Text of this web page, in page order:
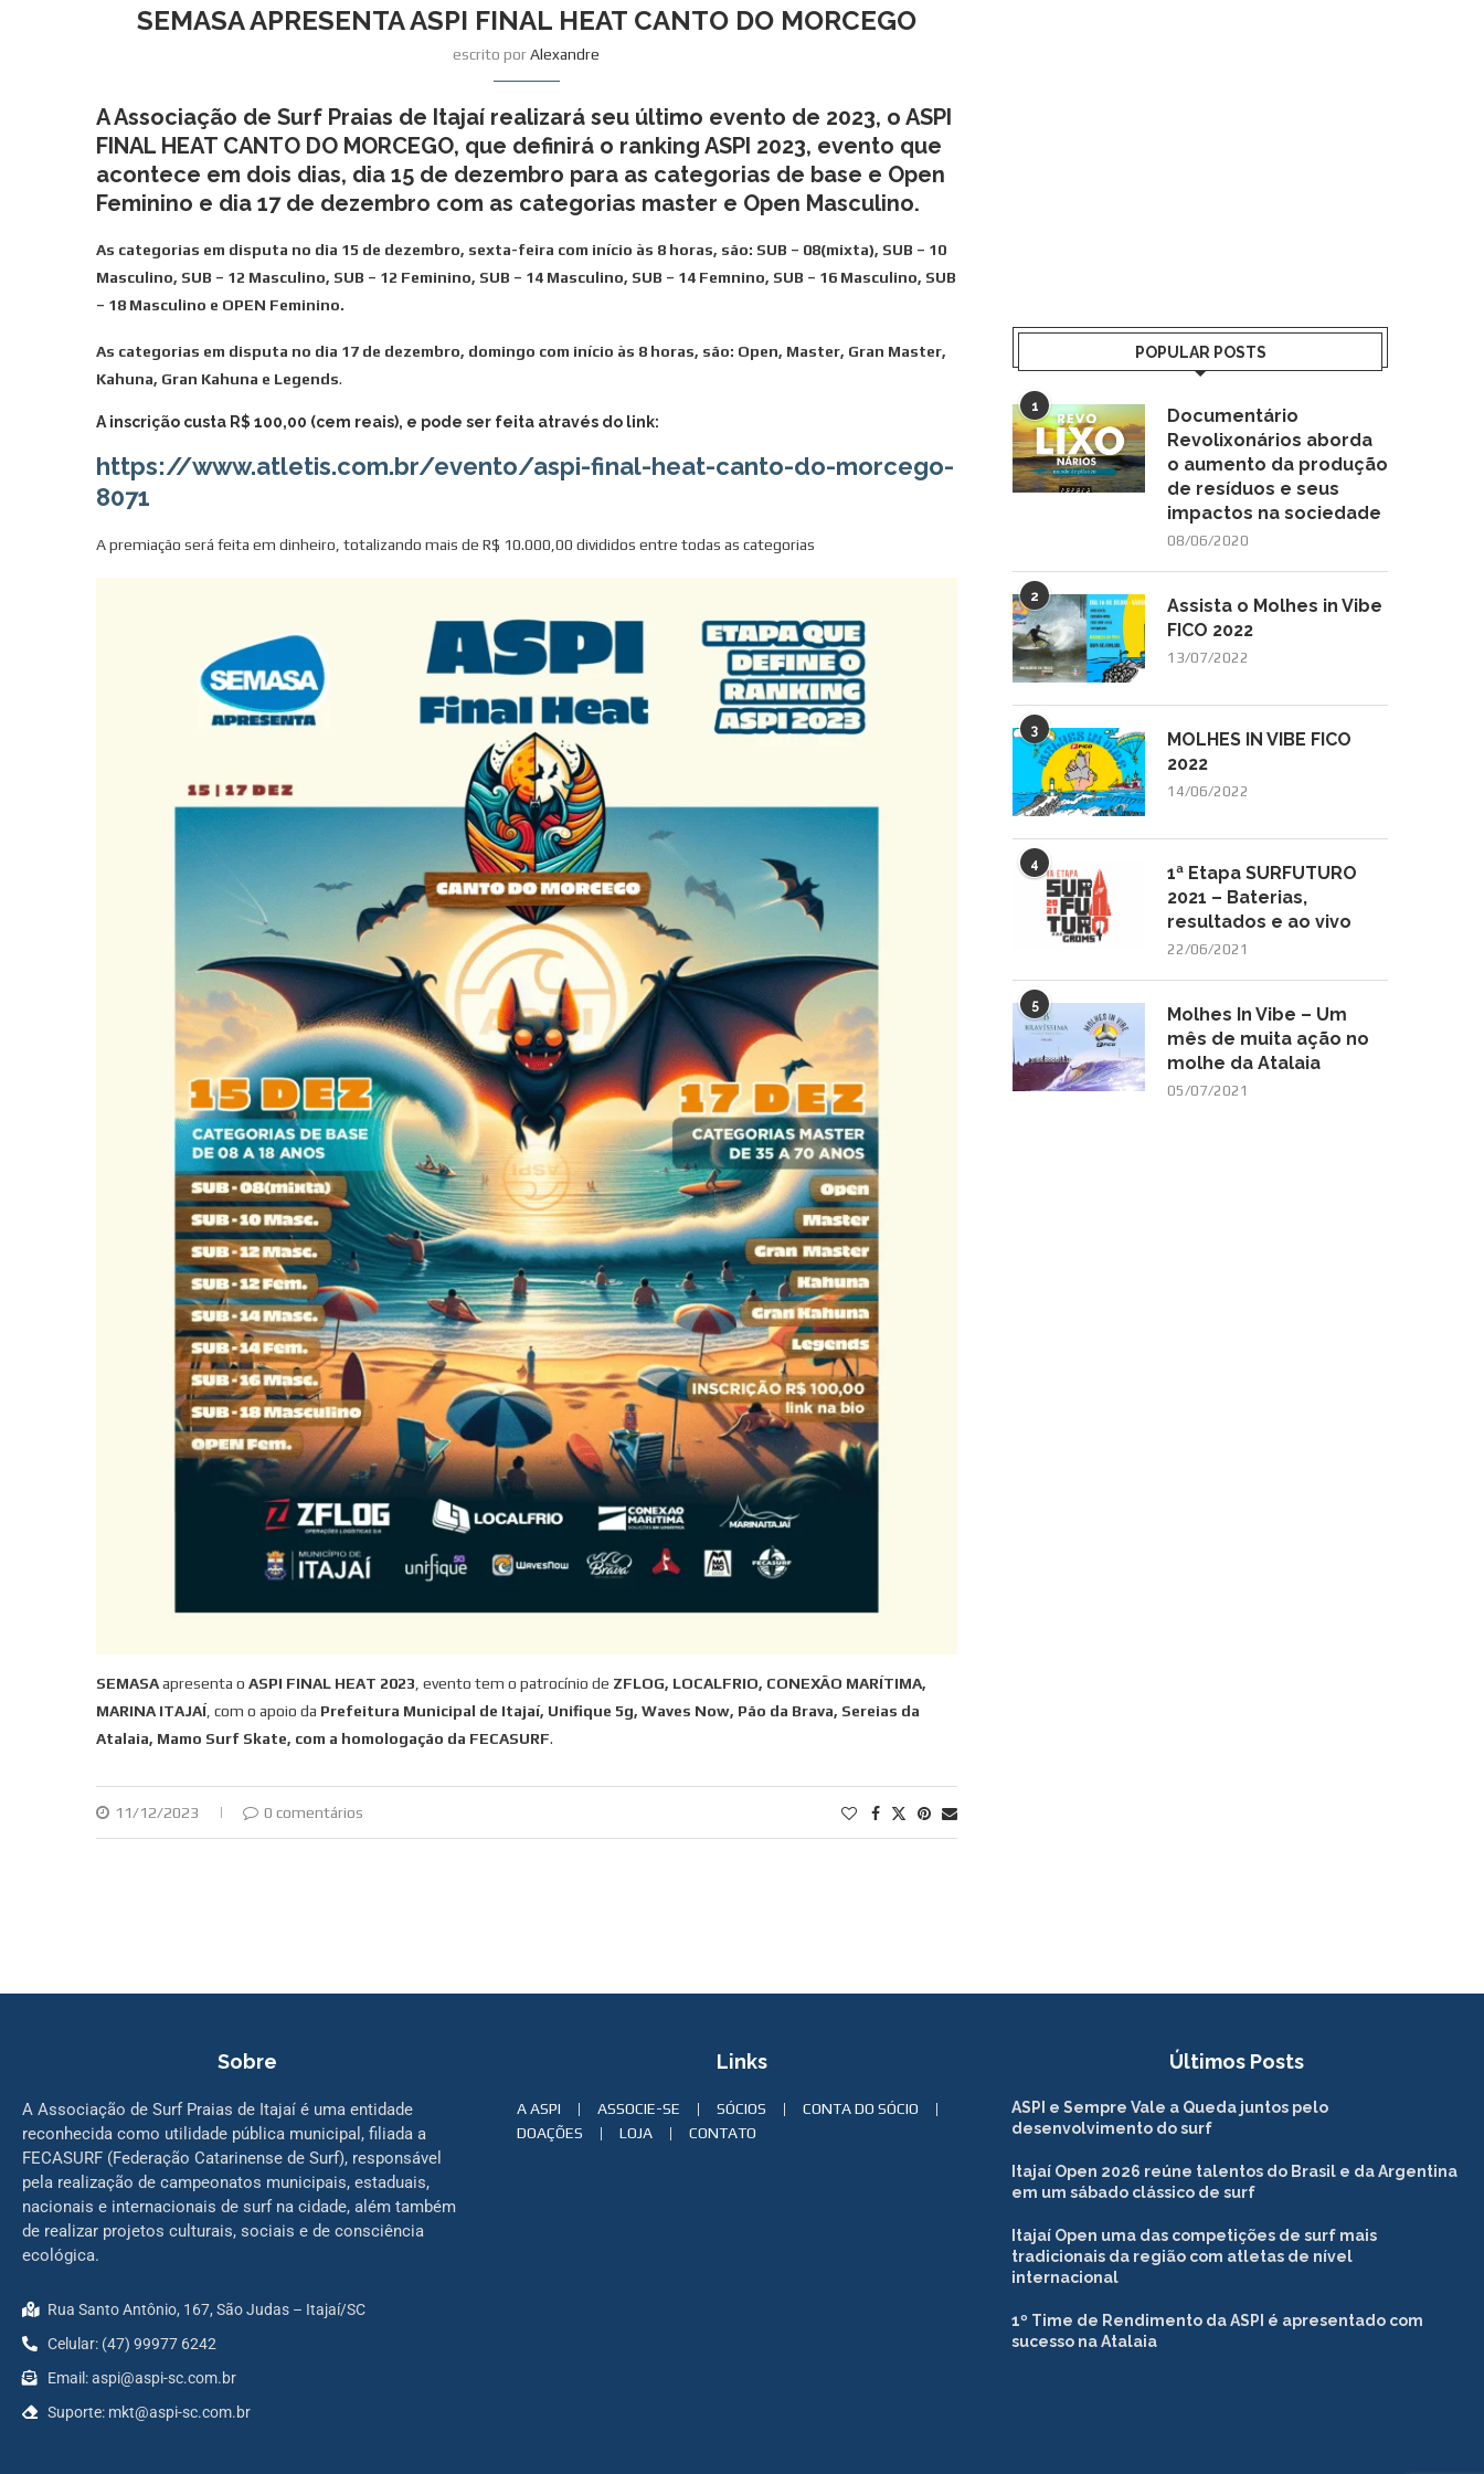
SEMASA APRESENTA ASPI FINAL HEAT CANTO DO MORCEGO
escrito porAlexandre
A Associação de Surf Praias de Itajaí realizará seu último evento de 2023, o ASPI
FINAL HEAT CANTO DO MORCEGO, que definirá o ranking ASPI 2023, evento que
acontece em dois dias, dia 15 de dezembro para as categorias de base e Open
Feminino e dia 17 de dezembro com as categorias master e Open Masculino.
As categorias em disputa no dia 15 de dezembro, sexta-feira com início às 8 horas, são: SUB – 08(mixta), SUB – 10
Masculino, SUB – 12 Masculino, SUB – 12 Feminino, SUB – 14 Masculino, SUB – 14 Femnino, SUB – 16 Masculino, SUB
– 18 Masculino e OPEN Feminino.
As categorias em disputa no dia 17 de dezembro, domingo com início às 8 horas, são: Open, Master, Gran Master,
Kahuna, Gran Kahuna e Legends.
A inscrição custa R$ 100,00 (cem reais), e pode ser feita através do link:
https://www.atletis.com.br/evento/aspi-final-heat-canto-do-morcego-
8071
A premiação será feita em dinheiro, totalizando mais de R$ 10.000,00 divididos entre todas as categorias
SEMASAapresenta o ASPI FINAL HEAT 2023 , evento tem o patrocínio de ZFLOG, LOCALFRIO, CONEXÃO MARÍTIMA,
MARINA ITAJAÍ , com o apoio da Prefeitura Municipal de Itajaí, Unifique 5g, Waves Now, Pão da Brava, Sereias da
Atalaia, Mamo Surf Skate, com a homologação da FECASURF.
11/12/2023 0 comentários
POPULAR POSTS
1
Documentário
Revolixonários aborda
o aumento da produção
de resíduos e seus
impactos na sociedade
08/06/2020
2
Assista o Molhes in Vibe
FICO 2022
13/07/2022
3
MOLHES IN VIBE FICO
2022
14/06/2022
4
1ª Etapa SURFUTURO
2021 – Baterias,
resultados e ao vivo
22/06/2021
5
Molhes In Vibe – Um
mês de muita ação no
molhe da Atalaia
05/07/2021
Sobre
A Associação de Surf Praias de Itajaí é uma entidade
reconhecida como utilidade pública municipal, filiada a
FECASURF (Federação Catarinense de Surf), responsável
pela realização de campeonatos municipais, estaduais,
nacionais e internacionais de surf na cidade, além também
de realizar projetos culturais, sociais e de consciência
ecológica.
Rua Santo Antônio, 167, São Judas – Itajaí/SC
Celular: (47) 99977 6242
Email: aspi@aspi-sc.com.br
Suporte: mkt@aspi-sc.com.br
Links
A ASPI ASSOCIE-SE SÓCIOS
CONTA DO SÓCIO
DOAÇÕES
LOJA CONTATO
Últimos Posts
ASPI e Sempre Vale a Queda juntos pelo
desenvolvimento do surf
Itajaí Open 2026 reúne talentos do Brasil e da Argentina
em um sábado clássico de surf
Itajaí Open uma das competições de surf mais
tradicionais da região com atletas de nível
internacional
1º Time de Rendimento da ASPI é apresentado com
sucesso na Atalaia